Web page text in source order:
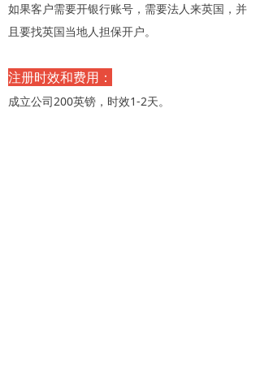
如果客户需要开银行账号，需要法人来英国，并
且要找英国当地人担保开户。
注册时效和费用：
成立公司200英镑，时效1-2天。